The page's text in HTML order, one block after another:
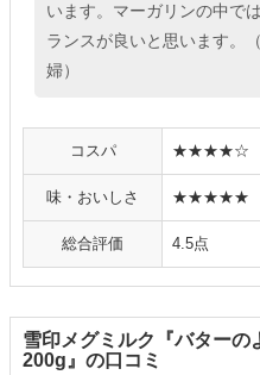
います。マーガリンの中で
ランスが良いと思います。
婦）
コスパ ★★★★☆
味・おいしさ ★★★★★
総合評価 4.5点
雪印メグミルク『バターの
200g』の口コミ